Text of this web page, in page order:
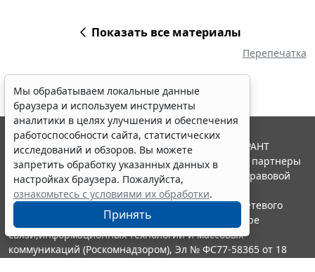
Показать все материалы
Перепечатка
Мы обрабатываем локальные данные
браузера и используем инструменты
аналитики в целях улучшения и обеспечения
работоспособности сайта, статистических
исследований и обзоров. Вы можете
запретить обработку указанных данных в
настройках браузера. Пожалуйста,
ознакомьтесь с условиями их обработки.
Принять
© ООО "НПП "ГАРАНТ-СЕРВИС", 2026. Система ГАРАНТ
выпускается с 1990 года. Компания "Гарант" и ее партнеры
являются участниками Российской ассоциации правовой
информации ГАРАНТ.
Портал ГАРАНТ.РУ зарегистрирован в качестве сетевого
издания Федеральной службой по надзору в сфере
связи,информационных технологий и массовых
коммуникаций (Роскомнадзором), Эл № ФС77-58365 от 18